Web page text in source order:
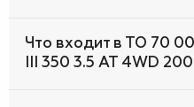
Что входит в ТО 70
III 350 3.5 AT 4WD